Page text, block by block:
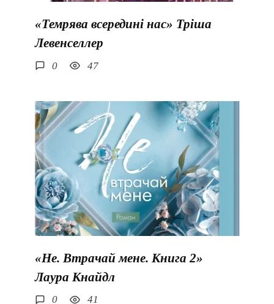
«Темрява всередині нас» Тріша
Левенселлер
0 47
«Не. Втрачай мене. Книга 2»
Лаура Кнайдл
0 41